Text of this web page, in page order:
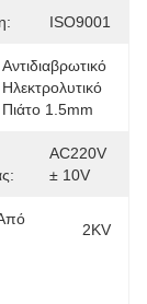
ISO9001
Αντιδιαβρωτικό
Ηλεκτρολυτικό
Πιάτο 1.5mm
AC220V
± 10V
2KV